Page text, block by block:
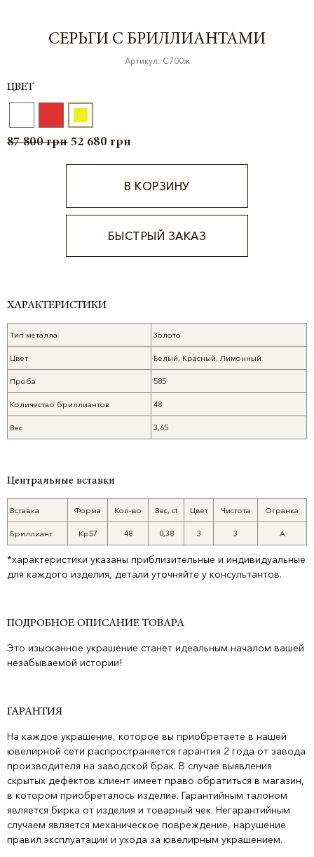
СЕРЬГИ С БРИЛЛИАНТАМИ
Артикул: С700ж
ЦВЕТ
87 800грн 52 680 грн
В КОРЗИНУ
БЫСТРЫЙ ЗАКАЗ
ХАРАКТЕРИСТИКИ
Тип металла Золото
Цвет Белый, Красный, Лимонный
Проба 585
Количество бриллиантов 48
Вес 3,65
Центральные вставки
Вставка Форма Кол-во Вес, ct Цвет Чистота Огранка
Бриллиант Кр57 48 0,38 3 3 А
*характеристики указаны приблизительные и индивидуальные
для каждого изделия, детали уточняйте у консультантов.
ПОДРОБНОЕ ОПИСАНИЕ ТОВАРА
Это изысканное украшение станет идеальным началом вашей
незабываемой истории!
ГАРАНТИЯ
На каждое украшение, которое вы приобретаете в нашей
ювелирной сети распространяется гарантия 2 года от завода
производителя на заводской брак. В случае выявления
скрытых дефектов клиент имеет право обратиться в магазин,
в котором приобреталось изделие. Гарантийным талоном
является бирка от изделия и товарный чек. Негарантийным
случаем является механическое повреждение, нарушение
правил эксплуатации и ухода за ювелирным украшением.